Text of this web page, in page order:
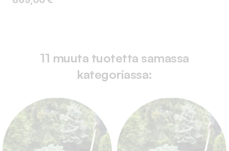
11 muuta tuotetta samassa
kategoriassa: